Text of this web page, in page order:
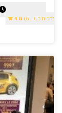
4.8 (60 Opinions)